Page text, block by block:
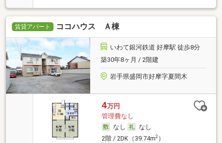
賃貸アパート ココハウス Ａ棟
いわて銀河鉄道 好摩駅 徒歩8分
築30年8ヶ月 / 2階建
岩手県盛岡市好摩字夏間木
4万円
管理費なし
なし
なし
2階 / 2DK（39.74m2）